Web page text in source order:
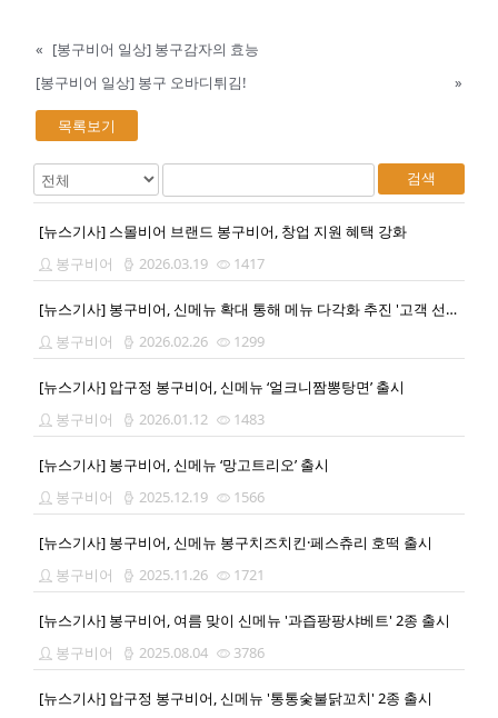
« [봉구비어 일상] 봉구감자의 효능
[봉구비어 일상] 봉구 오바디튀김!
»
목록보기
검색
[뉴스기사] 스몰비어 브랜드 봉구비어, 창업 지원 혜택 강화
봉구비어
2026.03.19 1417
[뉴스기사] 봉구비어, 신메뉴 확대 통해 메뉴 다각화 추진 '고객 선택 폭 넓힌다'
봉구비어
2026.02.26 1299
[뉴스기사] 압구정 봉구비어, 신메뉴 ‘얼크니짬뽕탕면’ 출시
봉구비어
2026.01.12 1483
[뉴스기사] 봉구비어, 신메뉴 ‘망고트리오’ 출시
봉구비어
2025.12.19 1566
[뉴스기사] 봉구비어, 신메뉴 봉구치즈치킨·페스츄리 호떡 출시
봉구비어
2025.11.26 1721
[뉴스기사] 봉구비어, 여름 맞이 신메뉴 '과즙팡팡샤베트' 2종 출시
봉구비어
2025.08.04 3786
[뉴스기사] 압구정 봉구비어, 신메뉴 '통통숯불닭꼬치' 2종 출시